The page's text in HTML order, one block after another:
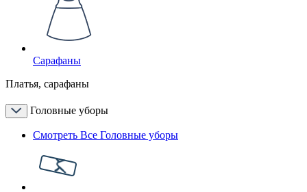
Сарафаны
Платья, сарафаны
Головные уборы
Смотреть Все Головные уборы